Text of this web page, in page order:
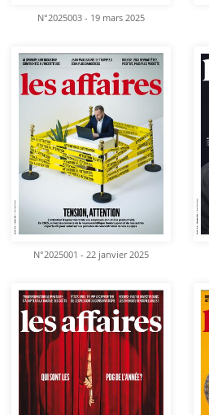
N°2025003 - 19 mars 2025
N°2025001 - 22 janvier 2025